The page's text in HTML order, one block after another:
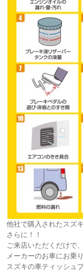
他社で購入されたスズ
さらに！！
ご来店いただくだけで
メーカーのお車にお乗
スズキの車ティッシュ